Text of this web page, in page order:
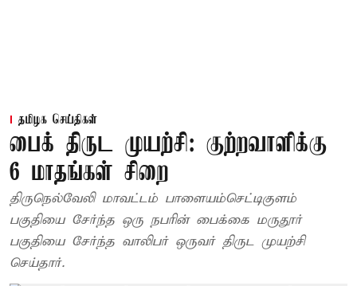
தமிழக செய்திகள்
பைக் திருட முயற்சி: குற்றவாளிக்கு
6 மாதங்கள் சிறை
திருநெல்வேலி மாவட்டம் பாளையம்செட்டிகுளம்
பகுதியை சேர்ந்த ஒரு நபரின் பைக்கை மருதூர்
பகுதியை சேர்ந்த வாலிபர் ஒருவர் திருட முயற்சி
செய்தார்.